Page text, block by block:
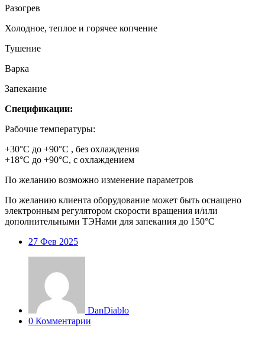
Разогрев
Холодное, теплое и горячее копчение
Тушение
Варка
Запекание
Спецификации:
Рабочие температуры:
+30°C до +90°C , без охлаждения
+18°C до +90°C, с охлаждением
По желанию возможно изменение параметров
По желанию клиента оборудование может быть оснащено
электронным регулятором скорости вращения и/или
дополнительными ТЭНами для запекания до 150°C
27 Фев 2025
DanDiablo
0 Комментарии